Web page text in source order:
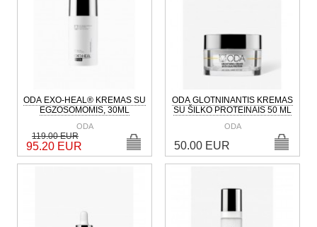
ODA EXO-HEAL® KREMAS SU
EGZOSOMOMIS, 30ML
ODA
119.00 EUR
95.20 EUR
ODA GLOTNINANTIS KREMAS
SU ŠILKO PROTEINAIS 50 ML
ODA
50.00 EUR